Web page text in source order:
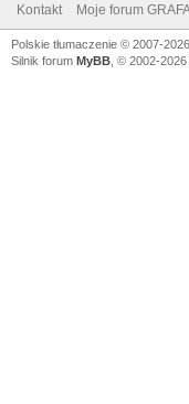
Kontakt Moje forum
Polskie tłumaczenie © 2007-2026
Silnik forum MyBB , © 2002-2026